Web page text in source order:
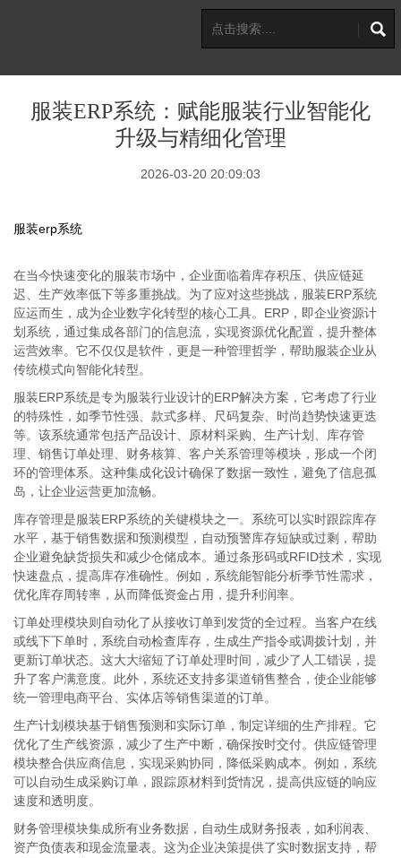
服装ERP系统：赋能服装行业智能化
升级与精细化管理
2026-03-20 20:09:03
服装erp系统
在当今快速变化的服装市场中，企业面临着库存积压、供应链延
迟、生产效率低下等多重挑战。为了应对这些挑战，服装ERP系统
应运而生，成为企业数字化转型的核心工具。ERP，即企业资源计
划系统，通过集成各部门的信息流，实现资源优化配置，提升整体
运营效率。它不仅仅是软件，更是一种管理哲学，帮助服装企业从
传统模式向智能化转型。
服装ERP系统是专为服装行业设计的ERP解决方案，它考虑了行业
的特殊性，如季节性强、款式多样、尺码复杂、时尚趋势快速更迭
等。该系统通常包括产品设计、原材料采购、生产计划、库存管
理、销售订单处理、财务核算、客户关系管理等模块，形成一个闭
环的管理体系。这种集成化设计确保了数据一致性，避免了信息孤
岛，让企业运营更加流畅。
库存管理是服装ERP系统的关键模块之一。系统可以实时跟踪库存
水平，基于销售数据和预测模型，自动预警库存短缺或过剩，帮助
企业避免缺货损失和减少仓储成本。通过条形码或RFID技术，实现
快速盘点，提高库存准确性。例如，系统能智能分析季节性需求，
优化库存周转率，从而降低资金占用，提升利润率。
订单处理模块则自动化了从接收订单到发货的全过程。当客户在线
或线下下单时，系统自动检查库存，生成生产指令或调拨计划，并
更新订单状态。这大大缩短了订单处理时间，减少了人工错误，提
升了客户满意度。此外，系统还支持多渠道销售整合，使企业能够
统一管理电商平台、实体店等销售渠道的订单。
生产计划模块基于销售预测和实际订单，制定详细的生产排程。它
优化了生产线资源，减少了生产中断，确保按时交付。供应链管理
模块整合供应商信息，实现采购协同，降低采购成本。例如，系统
可以自动生成采购订单，跟踪原材料到货情况，提高供应链的响应
速度和透明度。
财务管理模块集成所有业务数据，自动生成财务报表，如利润表、
资产负债表和现金流量表。这为企业决策提供了实时数据支持，帮